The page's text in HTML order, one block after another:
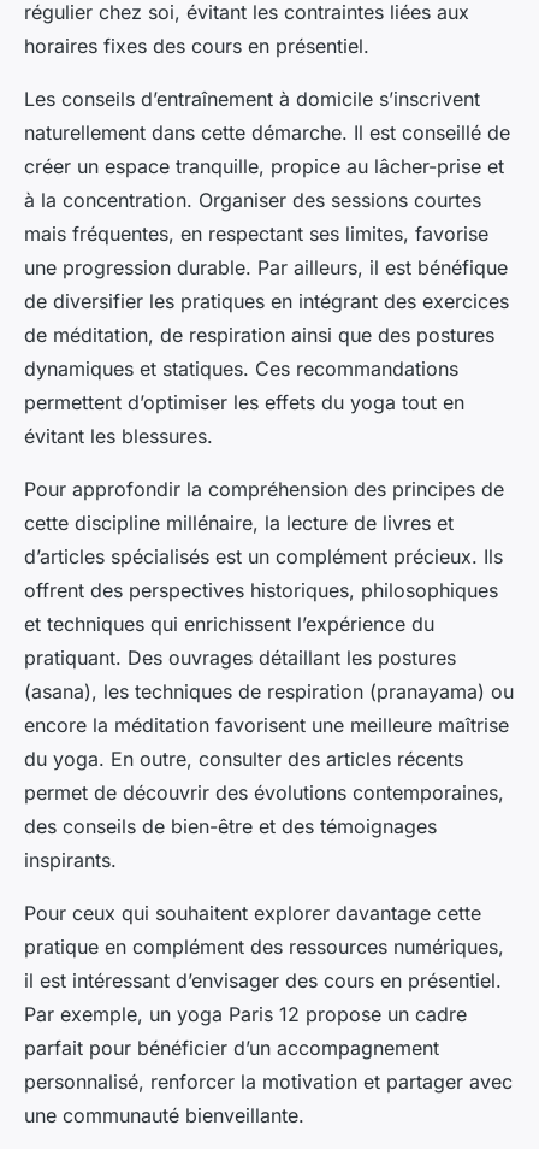
régulier chez soi, évitant les contraintes liées aux
horaires fixes des cours en présentiel.
Les conseils d’entraînement à domicile s’inscrivent
naturellement dans cette démarche. Il est conseillé de
créer un espace tranquille, propice au lâcher-prise et
à la concentration. Organiser des sessions courtes
mais fréquentes, en respectant ses limites, favorise
une progression durable. Par ailleurs, il est bénéfique
de diversifier les pratiques en intégrant des exercices
de méditation, de respiration ainsi que des postures
dynamiques et statiques. Ces recommandations
permettent d’optimiser les effets du yoga tout en
évitant les blessures.
Pour approfondir la compréhension des principes de
cette discipline millénaire, la lecture de livres et
d’articles spécialisés est un complément précieux. Ils
offrent des perspectives historiques, philosophiques
et techniques qui enrichissent l’expérience du
pratiquant. Des ouvrages détaillant les postures
(asana), les techniques de respiration (pranayama) ou
encore la méditation favorisent une meilleure maîtrise
du yoga. En outre, consulter des articles récents
permet de découvrir des évolutions contemporaines,
des conseils de bien-être et des témoignages
inspirants.
Pour ceux qui souhaitent explorer davantage cette
pratique en complément des ressources numériques,
il est intéressant d’envisager des cours en présentiel.
Par exemple, un yoga Paris 12 propose un cadre
parfait pour bénéficier d’un accompagnement
personnalisé, renforcer la motivation et partager avec
une communauté bienveillante.